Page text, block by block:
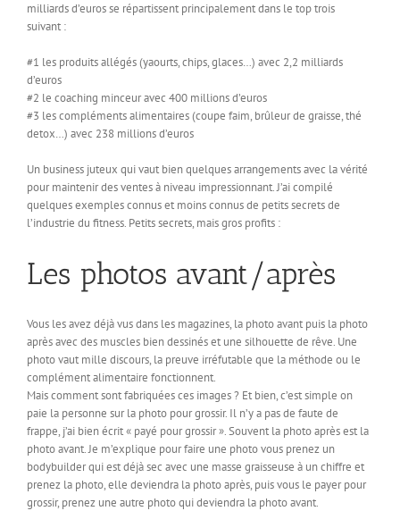
milliards d’euros se répartissent principalement dans le top trois
suivant :
#1 les produits allégés (yaourts, chips, glaces…) avec 2,2 milliards
d’euros
#2 le coaching minceur avec 400 millions d’euros
#3 les compléments alimentaires (coupe faim, brûleur de graisse, thé
detox…) avec 238 millions d’euros
Un business juteux qui vaut bien quelques arrangements avec la vérité
pour maintenir des ventes à niveau impressionnant. J’ai compilé
quelques exemples connus et moins connus de petits secrets de
l’industrie du fitness. Petits secrets, mais gros profits :
Les photos avant/après
Vous les avez déjà vus dans les magazines, la photo avant puis la photo
après avec des muscles bien dessinés et une silhouette de rêve. Une
photo vaut mille discours, la preuve irréfutable que la méthode ou le
complément alimentaire fonctionnent.
Mais comment sont fabriquées ces images ? Et bien, c’est simple on
paie la personne sur la photo pour grossir. Il n’y a pas de faute de
frappe, j’ai bien écrit « payé pour grossir ». Souvent la photo après est la
photo avant. Je m’explique pour faire une photo vous prenez un
bodybuilder qui est déjà sec avec une masse graisseuse à un chiffre et
prenez la photo, elle deviendra la photo après, puis vous le payer pour
grossir, prenez une autre photo qui deviendra la photo avant.